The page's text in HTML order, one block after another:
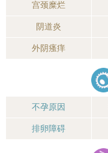
宫颈糜烂
阴道炎
外阴瘙痒
不孕原因
排卵障碍